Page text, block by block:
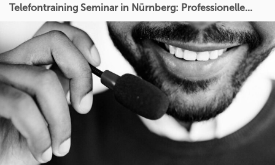
Telefontraining Seminar in Nürnberg: Professionelle...